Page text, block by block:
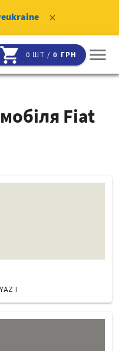
clear
shopping_cart 0 ШТ /0 ГРН menu
Fiat
I